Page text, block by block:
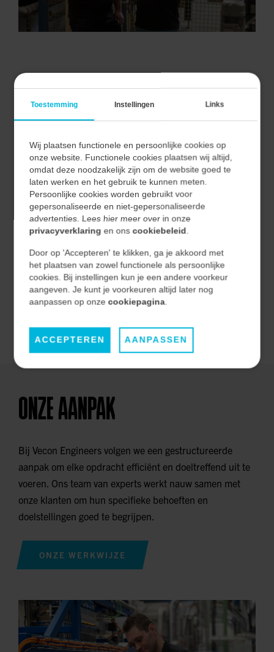
VAN ALLE MARKTEN THUIS.
Bij Vecon Engineers begrijpen we dat elke markt unieke
uitdagingen en kansen biedt.
Door nauwe samenwerking met onze klanten begrijpen
we hun unieke behoeften en vertalen we deze naar
effectieve en duurzame oplossingen.
onze oplossingen, maar ook hun relevantie en
effectiviteit op de lange termijn.
ONZE AANPAK
Bij Vecon Engineers volgen we een gestructureerde
aanpak om elke opdracht efficiënt en doeltreffend uit te
voeren. Ons team van experts werkt nauw samen met
onze klanten om hun specifieke behoeften en
doelstellingen goed te begrijpen.
ONZE WERKWIJZE
Toestemming Instellingen Links
Wij plaatsen functionele en persoonlijke cookies op
onze website. Functionele cookies plaatsen wij altijd,
omdat deze noodzakelijk zijn om de website goed te
laten werken en het gebruik te kunnen meten.
Persoonlijke cookies worden gebruikt voor
gepersonaliseerde en niet-gepersonaliseerde
advertenties. Lees hier meer over in onze
privacyverklaring en onscookiebeleid.
Door op 'Accepteren' te klikken, ga je akkoord met
het plaatsen van zowel functionele als persoonlijke
cookies. Bij instellingen kun je een andere voorkeur
aangeven. Je kunt je voorkeuren altijd later nog
aanpassen op onzecookiepagina.
ACCEPTEREN AANPASSEN